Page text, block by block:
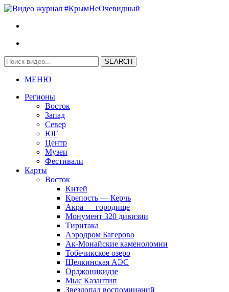
МЕНЮ
Регионы
Восток
Запад
Север
ЮГ
Центр
Музеи
Фестивали
Карты
Восток
Китей
Крепость — Керчь
Акра — городище
Монумент 320 дивизии
Тиритака
Аэродром Багерово
Ак-Монайские каменоломни
Тобечикское озеро
Щелкинская АЭС
Орджоникидзе
Мыс Казантип
Звездопад воспоминаний